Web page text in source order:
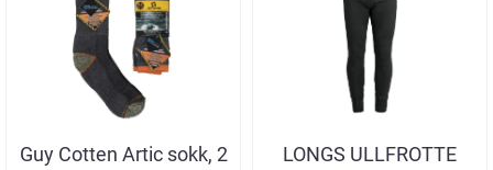
Guy Cotten Artic sokk, 2
LONGS ULLFROTTE